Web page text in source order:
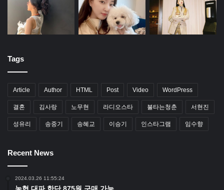
Tags
Article Author HTML Post Video WordPress
결혼 김사랑 노무현 라디오스타 불타는청춘 서현진
성유리 송중기 송혜교 이승기 인스타그램 임수향
Recent News
2024.03.26 11:55:24